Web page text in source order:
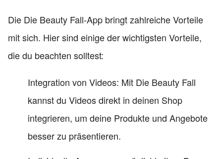
Die Die Beauty Fall-App bringt zahlreiche Vorteile
mit sich. Hier sind einige der wichtigsten Vorteile,
die du beachten solltest:
Integration von Videos: Mit Die Beauty Fall
kannst du Videos direkt in deinen Shop
integrieren, um deine Produkte und Angebote
besser zu präsentieren.